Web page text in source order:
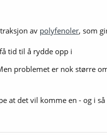
av polyfenoler, som
tid til å rydde opp i
problemet er nok større
at det vil komme en - og i